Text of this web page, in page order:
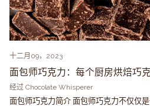
十二月09，2023
面包师巧克力：每个厨房烘焙巧
经过 Chocolate Whisperer
面包师巧克力简介 面包师巧克力不仅仅